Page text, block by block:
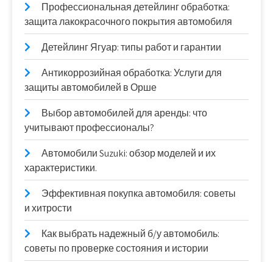
Профессиональная детейлинг обработка:
защита лакокрасочного покрытия автомобиля
Детейлинг Ягуар: типы работ и гарантии
Антикоррозийная обработка: Услуги для
защиты автомобилей в Орше
Выбор автомобилей для аренды: что
учитывают профессионалы?
Автомобили Suzuki: обзор моделей и их
характеристики.
Эффективная покупка автомобиля: советы
и хитрости
Как выбрать надежный б/у автомобиль:
советы по проверке состояния и истории